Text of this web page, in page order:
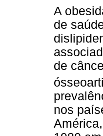
A
de
de
nos